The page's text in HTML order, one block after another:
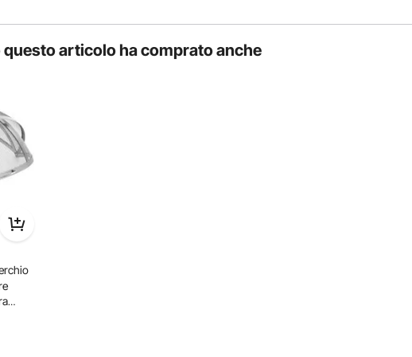
legna senza spostare il deflettore, garantendo un riscaldamento più fluido.
articolo ha comprato anche
per
da